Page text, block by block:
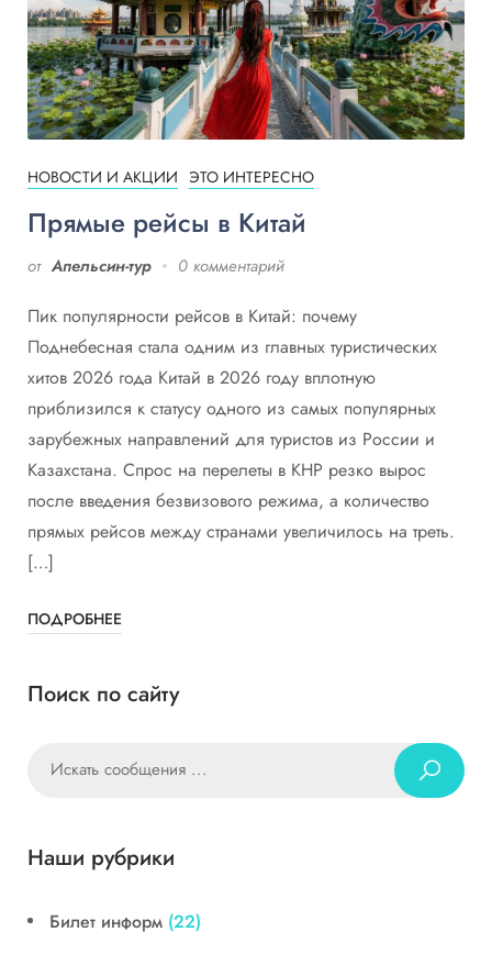
НОВОСТИ И АКЦИИ ЭТО ИНТЕРЕСНО
Прямые рейсы в Китай
от Апельсин-тур 0 комментарий
Пик популярности рейсов в Китай: почему
Поднебесная стала одним из главных туристических
хитов 2026 года Китай в 2026 году вплотную
приблизился к статусу одного из самых популярных
зарубежных направлений для туристов из России и
Казахстана. Спрос на перелеты в КНР резко вырос
после введения безвизового режима, а количество
прямых рейсов между странами увеличилось на треть.
[…]
ПОДРОБНЕЕ
Поиск по сайту
Наши рубрики
Билет информ (22)